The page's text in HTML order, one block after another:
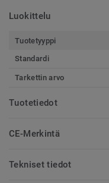
Luokittelu
Tuotetyyppi
Standardi
Tarkettin arvo
Tuotetiedot
CE-Merkintä
Tekniset tiedot